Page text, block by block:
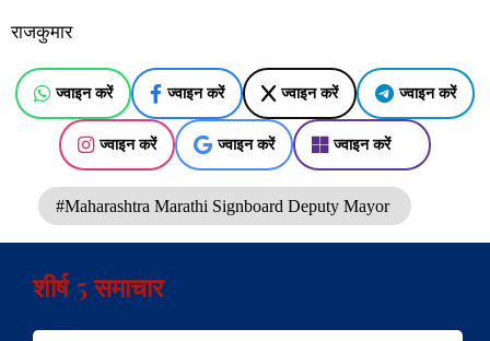
राजकुमार
ज्वाइन करें ज्वाइन करें ज्वाइन करें ज्वाइन करें
ज्वाइन करें ज्वाइन करें ज्वाइन करें
#Maharashtra Marathi Signboard Deputy Mayor
शीर्ष 5 समाचार